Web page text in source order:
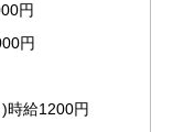
円
円
時給1200円